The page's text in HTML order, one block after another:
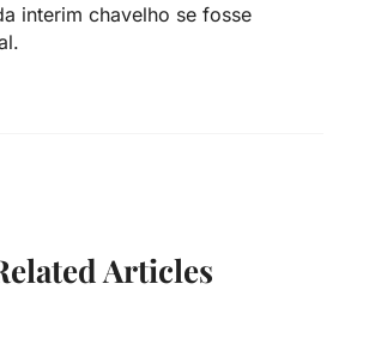
interim chavelho se fosse
Articles